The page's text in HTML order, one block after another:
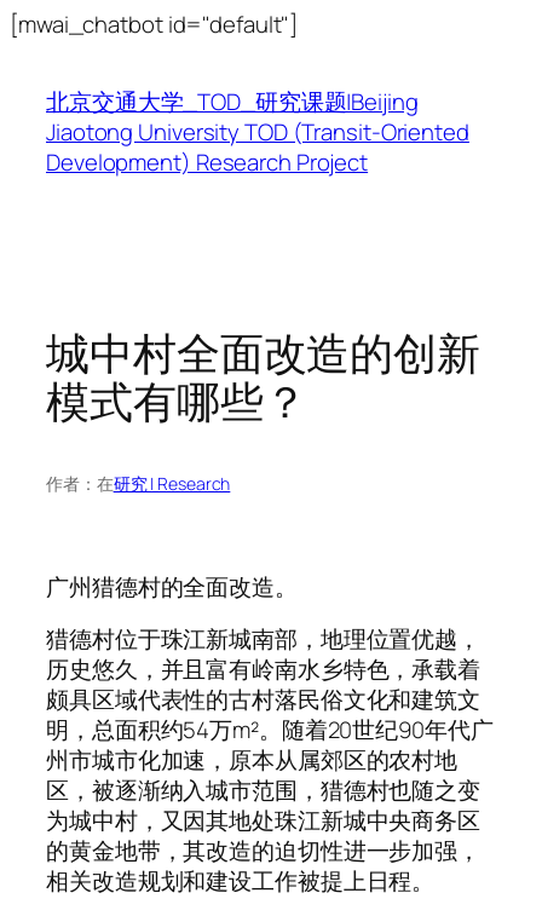
[mwai_chatbot id="default"]
内
容
北京交通大学_TOD_研究课题|Beijing
Jiaotong University TOD (Transit-Oriented
Development) Research Project
城中村全面改造的创新
模式有哪些？
作者： 在研究 | Research
广州猎德村的全面改造。
猎德村位于珠江新城南部，地理位置优越，
历史悠久，并且富有岭南水乡特色，承载着
颇具区域代表性的古村落民俗文化和建筑文
明，总面积约54万m²。随着20世纪90年代广
州市城市化加速，原本从属郊区的农村地
区，被逐渐纳入城市范围，猎德村也随之变
为城中村，又因其地处珠江新城中央商务区
的黄金地带，其改造的迫切性进一步加强，
相关改造规划和建设工作被提上日程。